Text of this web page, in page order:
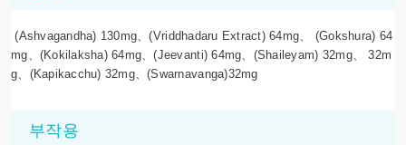
(Ashvagandha) 130mg、(Vriddhadaru Extract) 64mg、 (Gokshura) 64
mg、(Kokilaksha) 64mg、(Jeevanti) 64mg、(Shaileyam) 32mg、 32m
g、(Kapikacchu) 32mg、(Swarnavanga)32mg
부작용